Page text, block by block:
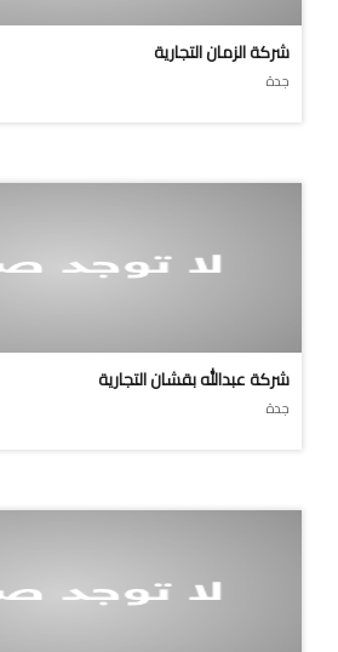
شركة الزمان التجارية
جدة
شركة عبدالله بقشان التجارية
جدة